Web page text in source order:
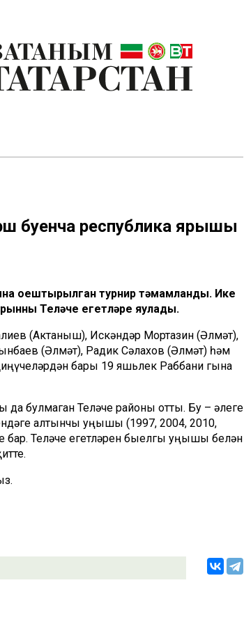
буенча республика ярышы
оештырылган турнир тәмамланды. Ике
Теләче егетләре яулады.
(Актаныш), Искәндәр Мортазин (Әлмәт),
(Әлмәт), Радик Сәлахов (Әлмәт) һәм
бары 19 яшьлек Раббани гына
булмаган Теләче районы отты. Бу – әлеге
алтынчы уңышы (1997, 2004, 2010,
Теләче егетләрен быелгы уңышы белән